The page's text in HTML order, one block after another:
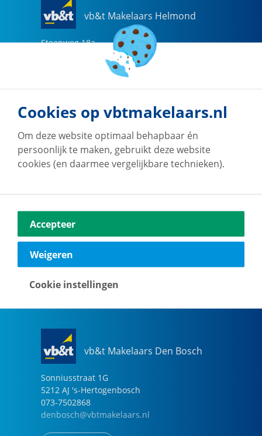
vb&t Makelaars Helmond
Steenweg 18a
helmond@vbtmakelaars.nl
Naar vestiging
Vestdijk 180
5611 CZ Eindhoven
040-2696949
vb&t Makelaars Den Bosch
Sonniusstraat 1G
5212 AJ 's-Hertogenbosch
073-7502868
denbosch@vbtmakelaars.nl
Cookies op vbtmakelaars.nl
Om deze website optimaal behapbaar én
persoonlijk te maken, gebruikt deze website
cookies (en daarmee vergelijkbare technieken).
Accepteer
Weigeren
Cookie instellingen